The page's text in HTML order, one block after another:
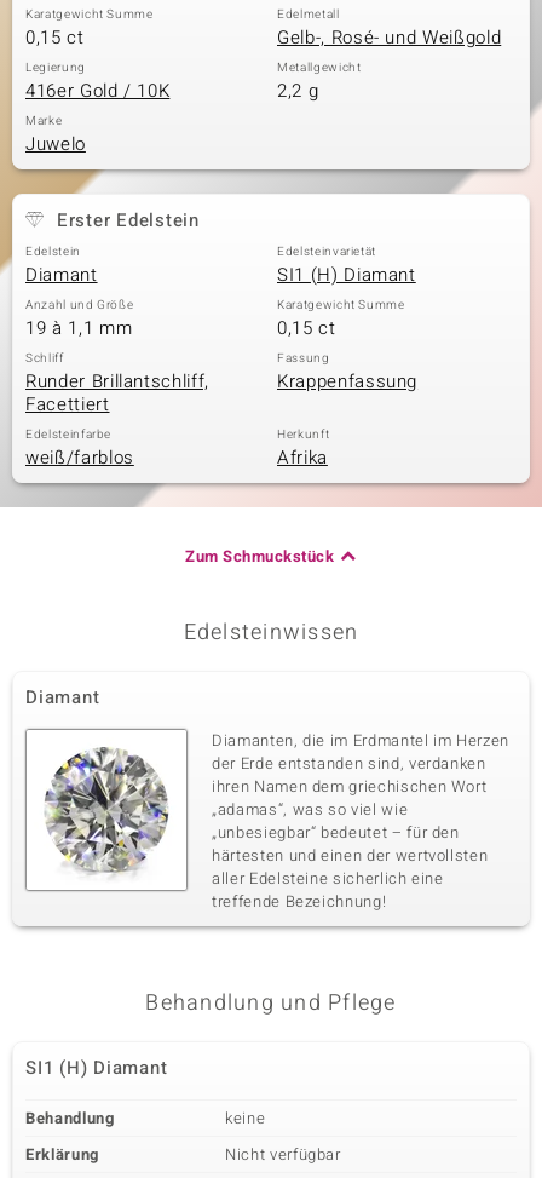
Collection
Classics
Karatgewicht Summe
0,15 ct
Edelmetall
Gelb-, Rosé- und Weißgold
Legierung
416er Gold / 10K
Metallgewicht
2,2 g
Marke
Juwelo
Erster Edelstein
Edelstein
Diamant
Edelsteinvarietät
SI1 (H) Diamant
Anzahl und Größe
19 à 1,1 mm
Karatgewicht Summe
0,15 ct
Schliff
Runder Brillantschliff,
Facettiert
Fassung
Krappenfassung
Edelsteinfarbe
weiß/farblos
Herkunft
Afrika
Zum Schmuckstück
Edelsteinwissen
Diamant
Diamanten, die im Erdmantel im Herzen
der Erde entstanden sind, verdanken
ihren Namen dem griechischen Wort
„adamas“, was so viel wie
„unbesiegbar“ bedeutet – für den
härtesten und einen der wertvollsten
aller Edelsteine sicherlich eine
treffende Bezeichnung!
Behandlung und Pflege
SI1 (H) Diamant
Behandlung
keine
Erklärung
Nicht verfügbar